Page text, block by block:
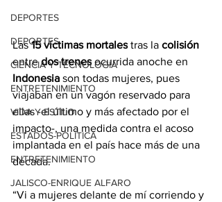
DEPORTES
DEPORTES
CIENCIA Y TECNOLOGÍA
ENTRETENIMIENTO
VIDA Y ESTILO
ESTADOS-POLÍTICA
ENTRETENIMIENTO
JALISCO-ENRIQUE ALFARO
Las 15 víctimas mortales tras la colisión
entre dos trenes ocurrida anoche en
Indonesia son todas mujeres, pues
viajaban en un vagón reservado para
ellas -el último y más afectado por el
impacto-, una medida contra el acoso
implantada en el país hace más de una
década.
“Vi a mujeres delante de mí corriendo y